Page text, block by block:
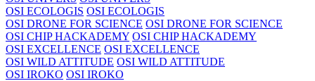
OSI ECOLOGIS OSI ECOLOGIS
OSI DRONE FOR SCIENCE OSI DRONE FOR SCIENCE
OSI CHIP HACKADEMY OSI CHIP HACKADEMY
OSI EXCELLENCE OSI EXCELLENCE
OSI WILD ATTITUDE OSI WILD ATTITUDE
OSI IROKO OSI IROKO